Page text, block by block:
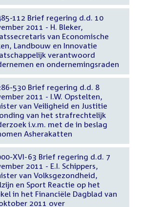
112 Brief regering d.d. 10
2011 - H. Bleker,
van Economische
Landbouw en Innovatie
verantwoord
en ondernemingsraden
530 Brief regering d.d. 8
2011 - I.W. Opstelten,
van Veiligheid en Justitie
van het strafrechtelijk
i.v.m. met de in beslag
Asherakatten
XVI-63 Brief regering d.d. 7
2011 - E.I. Schippers,
van Volksgezondheid,
en Sport Reactie op het
in het Financiële Dagblad van
2011 over